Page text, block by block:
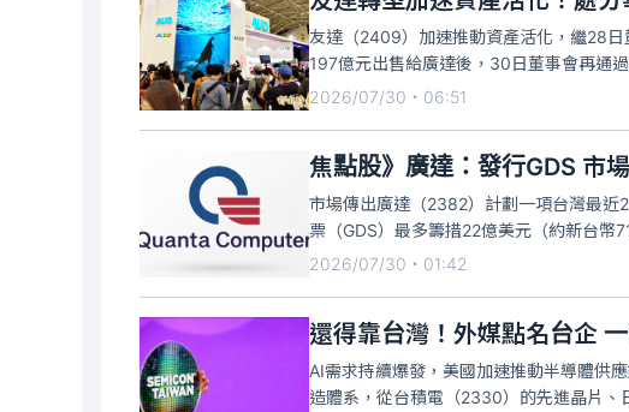
友達（2409）加速推動資產活化，繼28
197億元出售給廣達後，30日董事會再通
利益42.8億元。兩筆交易合計處分金額達
2026/07/30・06:51
焦點股》廣達：發行GDS 市
市場傳出廣達（2382）計劃一項台灣最近
票（GDS）最多籌措22億美元（約新台幣
盤股價重挫，一度大跌超過9%。廣達今日
2026/07/30・01:42
還得靠台灣！外媒點名台企
AI需求持續爆發，美國加速推動半導體供
造體系，從台積電（2330）的先進晶片、